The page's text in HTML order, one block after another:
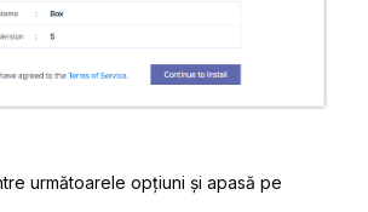
următoarele opțiuni și apasă pe